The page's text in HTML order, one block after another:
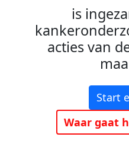
is
acties van
Start
Waar gaat